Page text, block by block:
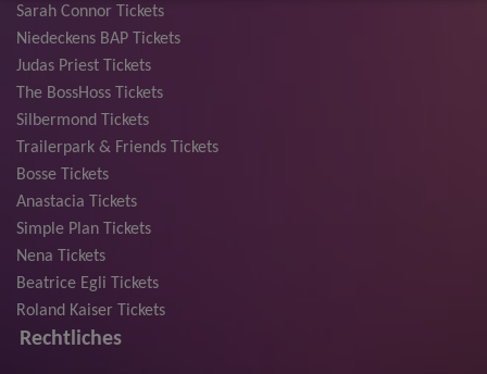
Sarah Connor Tickets
Niedeckens BAP Tickets
Judas Priest Tickets
The BossHoss Tickets
Silbermond Tickets
Trailerpark & Friends Tickets
Bosse Tickets
Anastacia Tickets
Simple Plan Tickets
Nena Tickets
Beatrice Egli Tickets
Roland Kaiser Tickets
Rechtliches